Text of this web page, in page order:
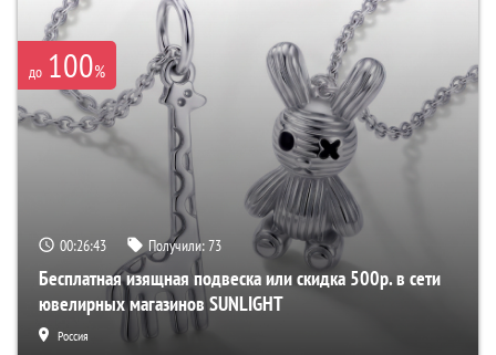
до 100%
00:26:42 Получили:73
Бесплатная изящная подвеска или скидка 500р. в сети
ювелирных магазинов SUNLIGHT
Россия